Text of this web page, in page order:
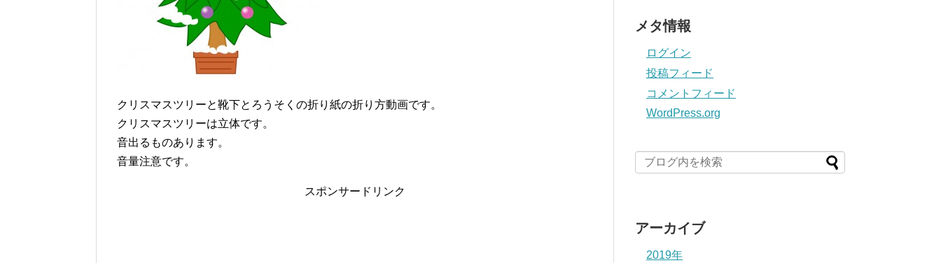
クリスマスツリーと靴下とろうそくの折り紙の折り方動画です。
クリスマスツリーは立体です。
音出るものあります。
音量注意です。
スポンサードリンク
メタ情報
ログイン
投稿フィード
コメントフィード
WordPress.org
アーカイブ
2019年